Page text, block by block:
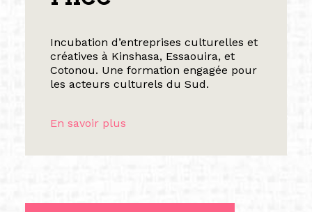
Incubation d’entreprises culturelles et
créatives à Kinshasa, Essaouira, et
Cotonou. Une formation engagée pour
les acteurs culturels du Sud.
En savoir plus